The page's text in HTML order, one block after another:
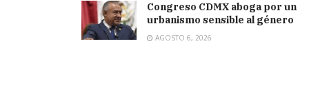
Congreso CDMX aboga por un
urbanismo sensible al género
AGOSTO 6, 2026